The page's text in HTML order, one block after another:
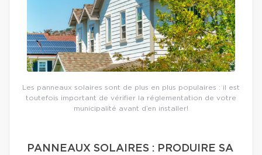
Les panneaux solaires sont de plus en plus populaires : il est
toutefois important de vérifier la réglementation de votre
municipalité avant d’en installer!
PANNEAUX SOLAIRES : PRODUIRE SA